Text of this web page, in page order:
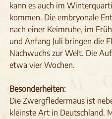
kann es auch im
kommen. Die embryonale
nach einer Keimruhe, im
und Anfang Juli bringen die
Nachwuchs zur Welt. Die
etwa vier Wochen.
Besonderheiten:
Die Zwergfledermaus ist
kleinste Art in Deutschland.